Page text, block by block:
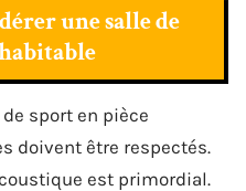
une salle de
sport en pièce
doivent être respectés.
est primordial.